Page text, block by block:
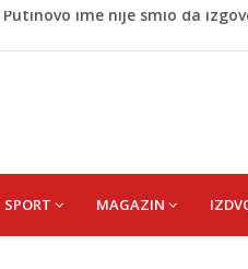
ušao u Bugarsku i
Save, podsjećaju na ljudske
ime nije smio da
SPORT MAGAZIN